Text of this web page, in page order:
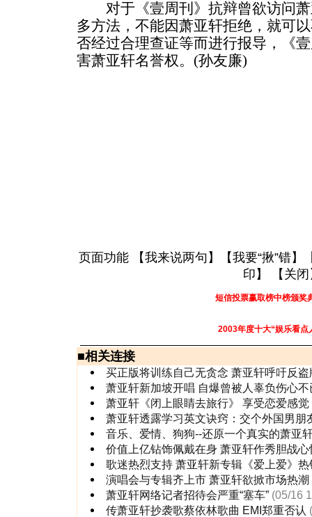
对于《壹周刊》抗辩曾欲访问萧
多方法，不能因萧亚轩拒绝，就可
否经过合理查证等而进行报导，《
害萧亚轩名誉权。(孙友廉)
页面功能 【我来说两句 】【我要“揪”错】
印 】 【 关闭
短信投票赢取榜中榜颁奖
2003年度十大“娱乐看点
■相关连接
买正版将训练自己无贪念 萧亚轩呼吁反盗
萧亚轩新加坡开唱 自爆曾被人辜负伤心不
萧亚轩《闭上眼睛去旅行》 享受恋爱感觉
萧亚轩透露学习英文诀窍：交个外国男朋
音乐、爱情、狗狗--还原一个真实的萧亚
价值上亿钻饰佩戴在身 萧亚轩作秀胆战心
歌迷热烈支持 萧亚轩新专辑《爱上爱》热
演唱会与专辑齐上市 萧亚轩欲掀市场热潮
萧亚轩网络记者招待会严重“塞车” (05/16
传萧亚轩抄袭歌蔡依林歌曲 EMI郑重否认